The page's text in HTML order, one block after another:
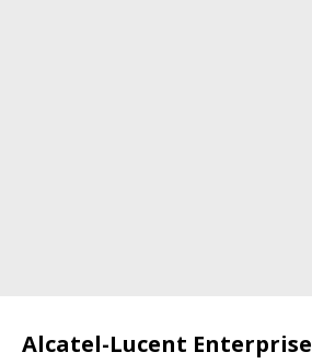
Alcatel-Lucent Enterprise